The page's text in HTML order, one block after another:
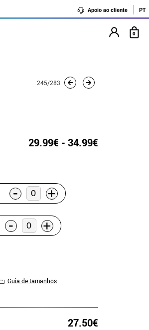
Apoio ao cliente PT
0
245/283
29.99€ - 34.99€
- +
- +
Guia de tamanhos
27.50€